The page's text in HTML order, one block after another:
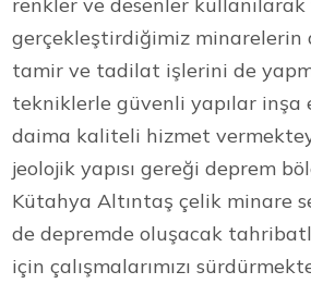
gerçekleştirdiğimiz minarelerin
tamir ve tadilat işlerini de
tekniklerle güvenli yapılar inşa
daima kaliteli hizmet
jeolojik yapısı gereği deprem
Kütahya Altıntaş çelik minare
de depremde oluşacak
için çalışmalarımızı